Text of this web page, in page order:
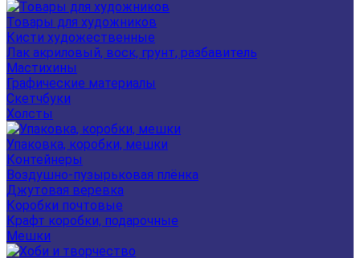
Товары для художников
Кисти художественные
Лак акриловый, воск, грунт, разбавитель
Мастихины
Графические материалы
Скетчбуки
Холсты
Упаковка, коробки, мешки
Контейнеры
Воздушно-пузырьковая плёнка
Джутовая веревка
Коробки почтовые
Крафт коробки, подарочные
Мешки